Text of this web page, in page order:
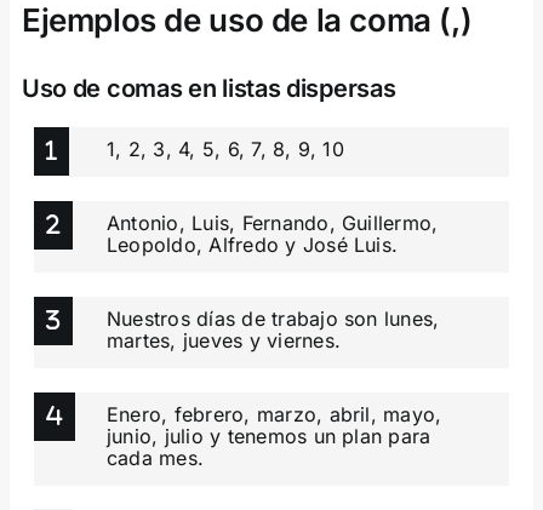
Ejemplos de uso de la coma (,)
Uso de comas en listas dispersas
1, 2, 3, 4, 5, 6, 7, 8, 9, 10
Antonio, Luis, Fernando, Guillermo,
Leopoldo, Alfredo y José Luis.
Nuestros días de trabajo son lunes,
martes, jueves y viernes.
Enero, febrero, marzo, abril, mayo,
junio, julio y tenemos un plan para
cada mes.